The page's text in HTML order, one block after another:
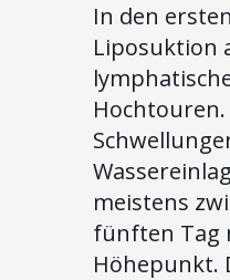
In den
Liposuktion
meistens
fünften Tag
Höhepunkt.